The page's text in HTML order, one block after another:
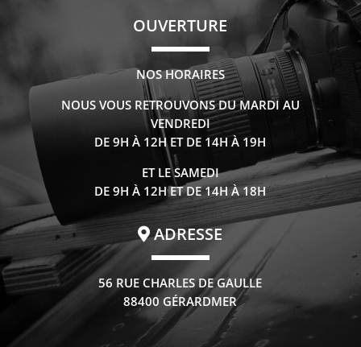
OUVERTURE
NOS HORAIRES
NOUS VOUS RETROUVONS DU MARDI AU
VENDREDI
DE 9H À 12H ET DE 14H À 19H
ET LE SAMEDI
DE 9H À 12H ET DE 14H À 18H
ADRESSE
56 RUE CHARLES DE GAULLE
88400 GÉRARDMER